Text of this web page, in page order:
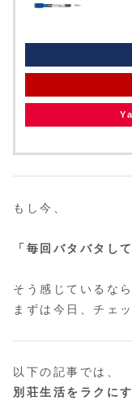
もし今、
「毎回バタバタし
そう感じているなら
まずは今日、チェ
以下の記事では、
別荘生活をラクに